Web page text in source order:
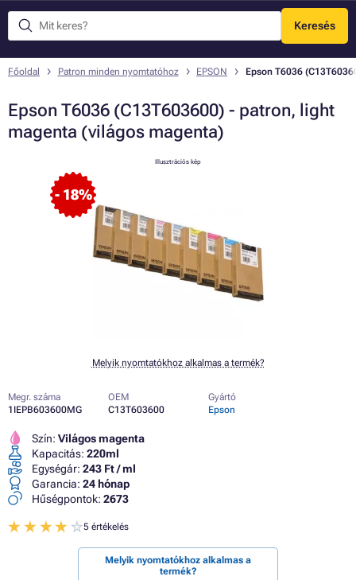
Keresés
Menü
Főoldal Patron minden nyomtatóhoz EPSON Epson T6036
Epson T6036 (C13T603600) - patron, light
magenta (világos magenta)
- 18%
Illusztrációs kép
Melyik nyomtatókhoz alkalmas a termék?
Megr. száma
1IEPB603600MG
OEM
C13T603600
Gyártó
Epson
Szín: Világos magenta
Kapacitás: 220ml
Egységár: 243 Ft / ml
Garancia: 24 hónap
Hűségpontok: 2673
5 értékelés
Melyik nyomtatókhoz alkalmas a
termék?